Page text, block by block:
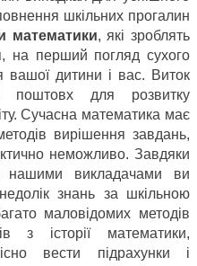
шкільних прогалин
математики, які зроблять
на перший погляд сухого
вашої дитини і вас. Виток
поштовх для розвитку
Сучасна математика має
вирішення завдань,
неможливо. Завдяки
нашими викладачами ви
знань за шкільною
маловідомих методів
з історії математики,
вести підрахунки і